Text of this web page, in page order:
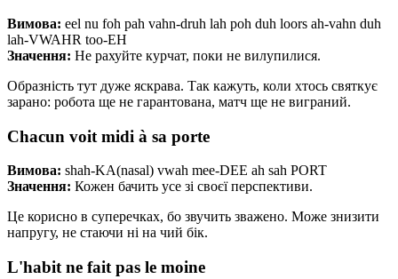
Вимова: eel nu foh pah vahn-druh lah poh duh loors ah-vahn duh
lah-VWAHR too-EH
Значення: Не рахуйте курчат, поки не вилупилися.
Образність тут дуже яскрава. Так кажуть, коли хтось святкує
зарано: робота ще не гарантована, матч ще не виграний.
Chacun voit midi à sa porte
Вимова: shah-KA(nasal) vwah mee-DEE ah sah PORT
Значення: Кожен бачить усе зі своєї перспективи.
Це корисно в суперечках, бо звучить зважено. Може знизити
напругу, не стаючи ні на чий бік.
L'habit ne fait pas le moine